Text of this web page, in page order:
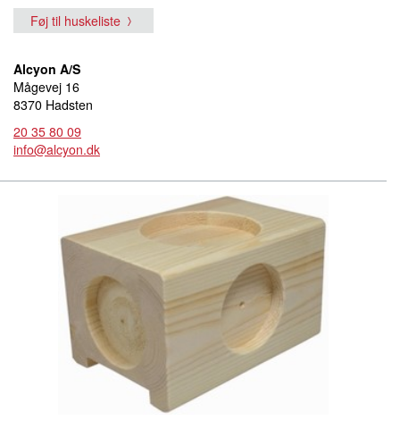
Føj til huskeliste
Alcyon A/S
Mågevej 16
8370 Hadsten
20 35 80 09
info@alcyon.dk